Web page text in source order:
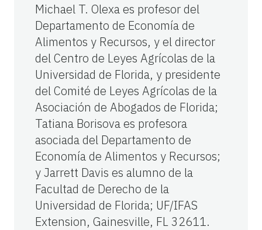
Michael T. Olexa es profesor del
Departamento de Economía de
Alimentos y Recursos, y el director
del Centro de Leyes Agrícolas de la
Universidad de Florida, y presidente
del Comité de Leyes Agrícolas de la
Asociación de Abogados de Florida;
Tatiana Borisova es profesora
asociada del Departamento de
Economía de Alimentos y Recursos;
y Jarrett Davis es alumno de la
Facultad de Derecho de la
Universidad de Florida; UF/IFAS
Extension, Gainesville, FL 32611.